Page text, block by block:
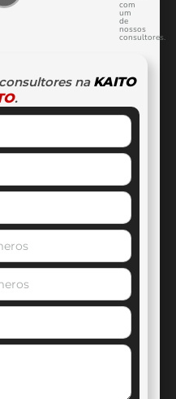
com
um
de
nossos
consultores.
na KAITO
.